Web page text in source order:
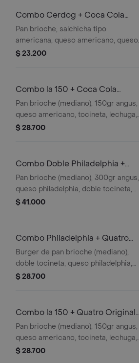
Combo Cerdog + Coca Cola
Original 400 ml
Pan brioche, salchicha tipo
americana, queso americano, queso
cheddar, salsa de la casa, salsa de
$ 23.200
Combo la 150 + Coca Cola
Original 400 ml
Pan brioche (mediano), 150gr angus,
queso americano, tocineta, lechuga,
cebola, tomate, salsa de la casa. +
$ 28.700
Combo Doble Philadelphia +
Coca Cola Original 400 ml
Pan brioche (mediano), 300gr angus,
queso philadelphia, doble tocineta,
lechuga, salsa bbq, salsa de la casa. +
$ 41.000
Combo Philadelphia + Quatro
Original 400ML
Burger de pan brioche (mediano),
doble tocineta, queso philadelphia,
150gr carne angus, lechuga, bbq,
$ 28.700
Combo la 150 + Quatro Original
400ML
Pan brioche (mediano), 150gr angus,
queso americano, tocineta, lechuga,
cebola, tomate, salsa de la casa. +
$ 28.700